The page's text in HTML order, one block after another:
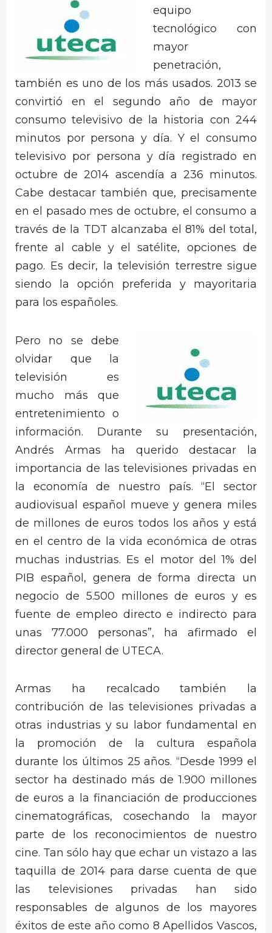
equipo
tecnológico con
mayor
penetración,
también es uno de los más usados. 2013 se
convirtió en el segundo año de mayor
consumo televisivo de la historia con 244
minutos por persona y día. Y el consumo
televisivo por persona y día registrado en
octubre de 2014 ascendía a 236 minutos.
Cabe destacar también que, precisamente
en el pasado mes de octubre, el consumo a
través de la TDT alcanzaba el 81% del total,
frente al cable y el satélite, opciones de
pago. Es decir, la televisión terrestre sigue
siendo la opción preferida y mayoritaria
para los españoles.
Pero no se debe
olvidar que la
televisión es
mucho más que
entretenimiento o
información. Durante su presentación,
Andrés Armas ha querido destacar la
importancia de las televisiones privadas en
la economía de nuestro país. “El sector
audiovisual español mueve y genera miles
de millones de euros todos los años y está
en el centro de la vida económica de otras
muchas industrias. Es el motor del 1% del
PIB español, genera de forma directa un
negocio de 5.500 millones de euros y es
fuente de empleo directo e indirecto para
unas 77.000 personas”, ha afirmado el
director general de UTECA.
Armas ha recalcado también la
contribución de las televisiones privadas a
otras industrias y su labor fundamental en
la promoción de la cultura española
durante los últimos 25 años. “Desde 1999 el
sector ha destinado más de 1.900 millones
de euros a la financiación de producciones
cinematográficas, cosechando la mayor
parte de los reconocimientos de nuestro
cine. Tan sólo hay que echar un vistazo a las
taquilla de 2014 para darse cuenta de que
las televisiones privadas han sido
responsables de algunos de los mayores
éxitos de este año como 8 Apellidos Vascos,